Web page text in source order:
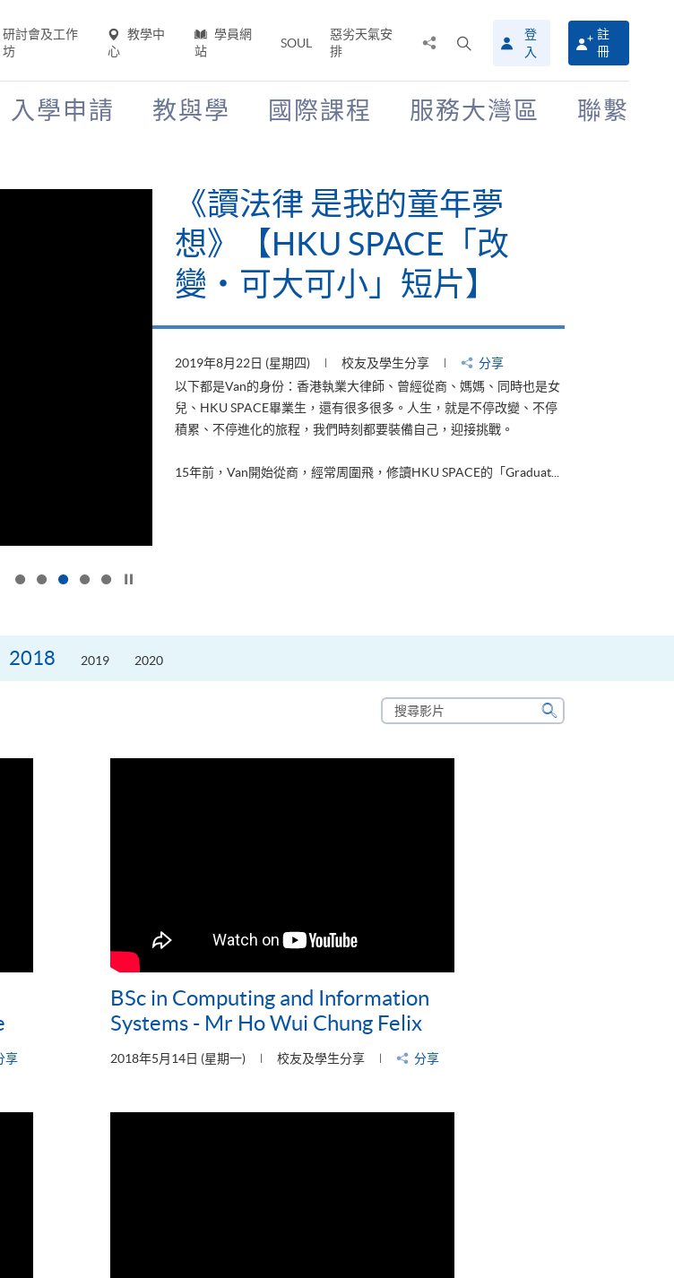
研討會及工作
坊
教學中
心
學員網
站
SOUL
惡劣天氣安
排
搜
尋
介
登
入
註
冊
入學申請 教與學 國際課程 服務大灣區 聯繫
《讀法律 是我的童年夢
想》【HKU SPACE「改
變‧可大可小」短片】
2019年8月22日 (星期四) 校友及學生分享
分享
以下都是Van的身份：香港執業大律師、曾經從商、媽媽、同時也是女
兒、HKU SPACE畢業生，還有很多很多。人生，就是不停改變、不停
積累、不停進化的旅程，我們時刻都要裝備自己，迎接挑戰。
15年前，Van開始從商，經常周圍飛，修讀HKU SPACE的「Graduat...
2018 2019 2020
搜
尋
片
搜
享
BSc in Computing and Information
Systems - Mr Ho Wui Chung Felix
2018年5月14日 (星期一) 校友及學生分享 分享